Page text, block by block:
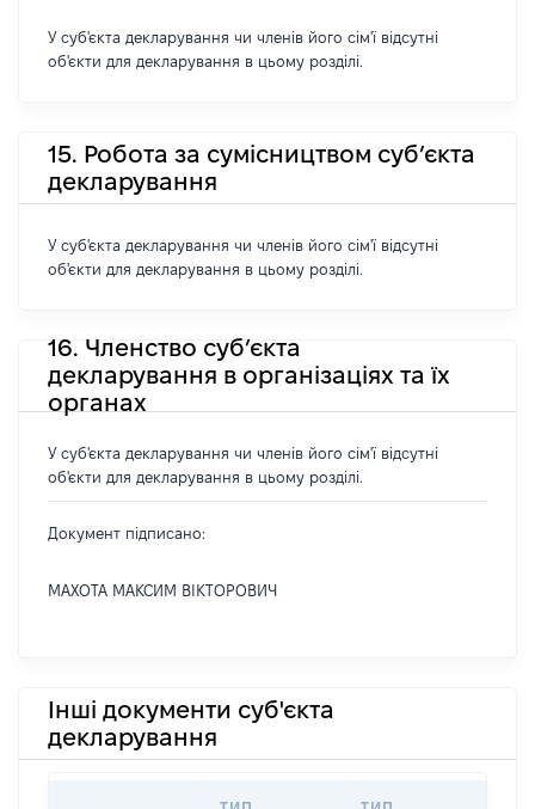
У суб'єкта декларування чи членів його сім'ї відсутні
об'єкти для декларування в цьому розділі.
15. Робота за сумісництвом суб’єкта
декларування
У суб'єкта декларування чи членів його сім'ї відсутні
об'єкти для декларування в цьому розділі.
16. Членство суб’єкта
декларування в організаціях та їх
органах
У суб'єкта декларування чи членів його сім'ї відсутні
об'єкти для декларування в цьому розділі.
Документ підписано:
МАХОТА МАКСИМ ВІКТОРОВИЧ
Інші документи суб'єкта
декларування